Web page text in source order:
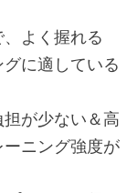
よく握れる
に適している
担が少ない＆高
ニング強度が